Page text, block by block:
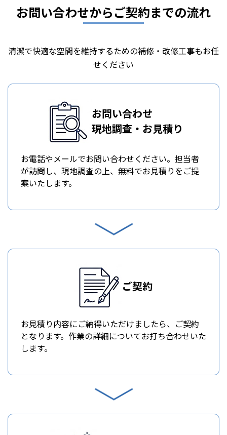
お問い合わせからご契約までの流れ
清潔で快適な空間を維持するための補修・改修工事もお任
せください
お問い合わせ
現地調査・お見積り
お電話やメールでお問い合わせください。担当者
が訪問し、現地調査の上、無料でお見積りをご提
案いたします。
ご契約
お見積り内容にご納得いただけましたら、ご契約
となります。作業の詳細についてお打ち合わせいた
します。